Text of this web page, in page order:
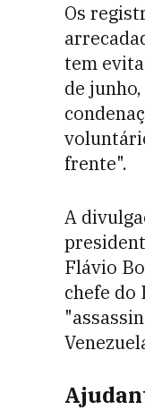
Os
tem
de
frente".
A
Flávio
chefe do